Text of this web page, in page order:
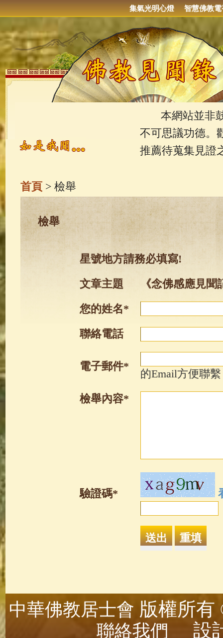
集氣光明心燈 智慧佛教電
本網站並非鼓
不可思議功德。
推薦待蒐集見證
首頁> 檢舉
檢舉
星號地方請務必填寫!
文章主題
《念佛感應見
您的姓名*
聯絡電話
電子郵件*
的Email方便聯繫
檢舉內容*
驗證碼*
中華佛教居士會 版權所
聯絡我們
設